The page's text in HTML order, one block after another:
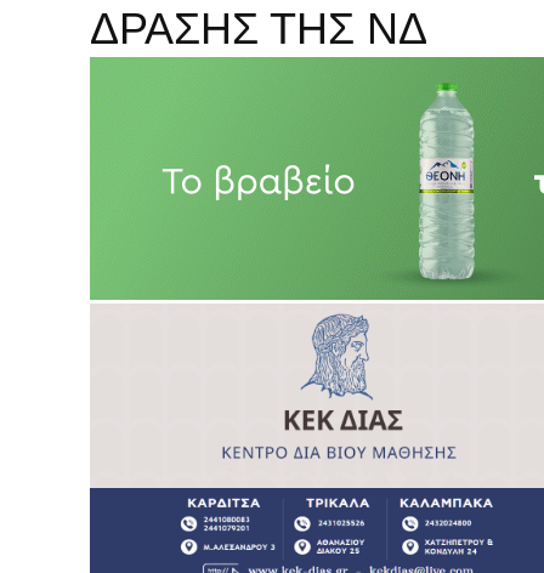
ΔΡΑΣΗΣ ΤΗΣ ΝΔ